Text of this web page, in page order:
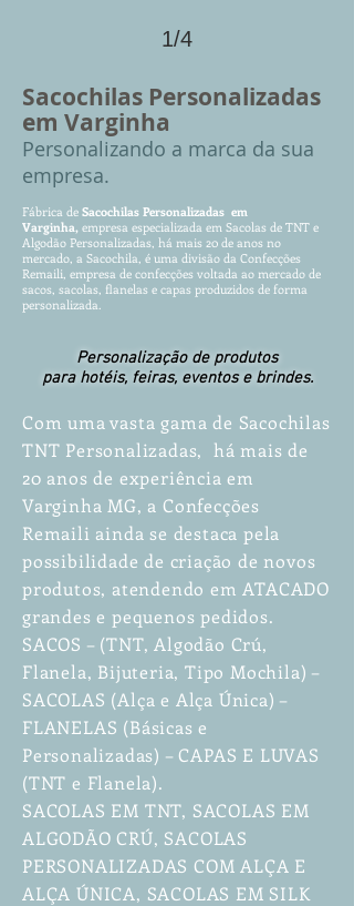
1/4
Sacochilas Personalizadas
em Varginha
Personalizando a marca da sua
empresa.
Fábrica de Sacochilas Personalizadas em
Varginha, empresa especializada em Sacolas de TNT e
Algodão Personalizadas, há mais 20 de anos no
mercado, a Sacochila, é uma divisão da Confecções
Remaili, empresa de confecções voltada ao mercado de
sacos, sacolas, flanelas e capas produzidos de forma
personalizada.
Personalização de produtos
para hotéis, feiras, eventos e brindes.
Com uma vasta gama de Sacochilas
TNT Personalizadas, há mais de
20 anos de experiência em
Varginha MG, a Confecções
Remaili ainda se destaca pela
possibilidade de criação de novos
produtos, atendendo em ATACADO
grandes e pequenos pedidos.
SACOS – (TNT, Algodão Crú,
Flanela, Bijuteria, Tipo Mochila) –
SACOLAS (Alça e Alça Única) –
FLANELAS (Básicas e
Personalizadas) – CAPAS E LUVAS
(TNT e Flanela).
SACOLAS EM TNT, SACOLAS EM
ALGODÃO CRÚ, SACOLAS
PERSONALIZADAS COM ALÇA E
ALÇA ÚNICA, SACOLAS EM SILK